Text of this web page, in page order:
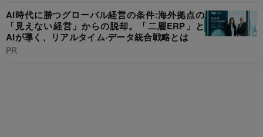
AI時代に勝つグローバル経営の条件:海外拠点の
「見えない経営」からの脱却。「二層ERP」と
AIが導く、リアルタイム·データ統合戦略とは
PR